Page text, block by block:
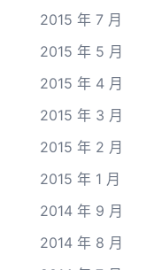
2015 年 7 月
2015 年 5 月
2015 年 4 月
2015 年 3 月
2015 年 2 月
2015 年 1 月
2014 年 9 月
2014 年 8 月